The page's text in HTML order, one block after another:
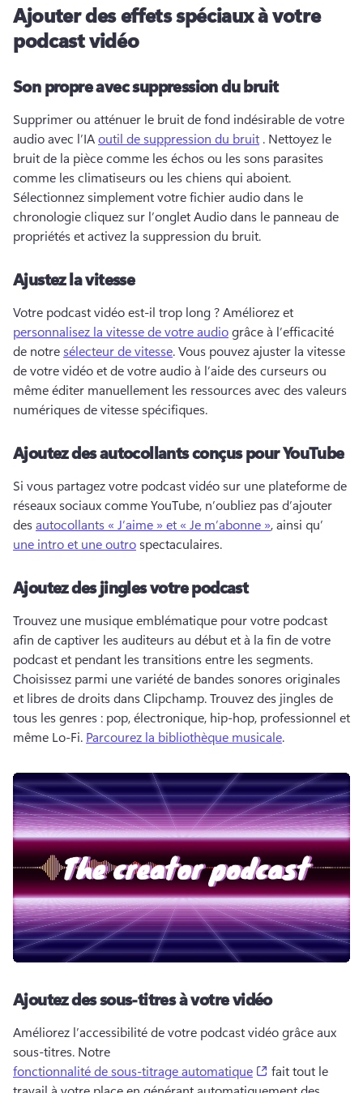
Ajouter des effets spéciaux à votre
podcast vidéo
Son propre avec suppression du bruit
Supprimer ou atténuer le bruit de fond indésirable de votre
audio avec l’IA outil de suppression du bruit . Nettoyez le
bruit de la pièce comme les échos ou les sons parasites
Sélectionnez simplement votre fichier audio dans le
chronologie cliquez sur l’onglet Audio dans le panneau de
propriétés et activez la suppression du bruit.
Ajustez la vitesse
Votre podcast vidéo est-il trop long ? Améliorez et
personnalisez la vitesse de votre audio grâce à l’efficacité
de notre sélecteur de vitesse. Vous pouvez ajuster la vitesse
de votre vidéo et de votre audio à l’aide des curseurs ou
même éditer manuellement les ressources avec des valeurs
numériques de vitesse spécifiques.
Ajoutez des autocollants conçus pour YouTube
Si vous partagez votre podcast vidéo sur une plateforme de
réseaux sociaux comme YouTube, n’oubliez pas d’ajouter
des autocollants « J’aime » et « Je m’abonne », ainsi qu’
une intro et une outro spectaculaires.
Ajoutez des jingles votre podcast
Trouvez une musique emblématique pour votre podcast
afin de captiver les auditeurs au début et à la fin de votre
Choisissez parmi une variété de bandes sonores originales
et libres de droits dans Clipchamp. Trouvez des jingles de
tous les genres : pop, électronique, hip-hop, professionnel et
même Lo-Fi. Parcourez la bibliothèque musicale.
Ajoutez des sous-titres à votre vidéo
Améliorez l’accessibilité de votre podcast vidéo grâce aux
sous-titres. Notre
fonctionnalité de sous-titrage automatique
(opens in a new
fait tout le